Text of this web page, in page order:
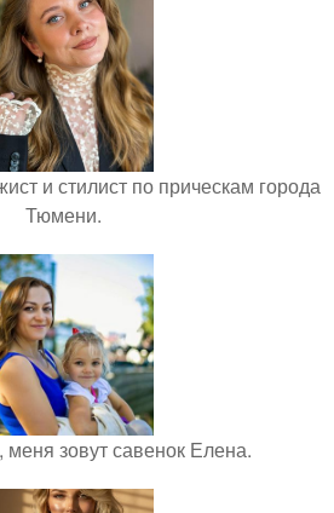
и стилист по прическам города
Тюмени.
меня зовут савенок Елена.